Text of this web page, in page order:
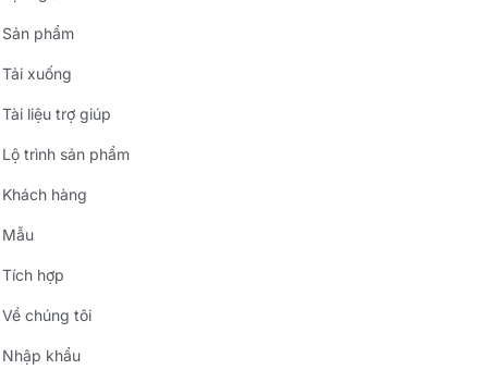
Sản phẩm
Tải xuống
Tài liệu trợ giúp
Lộ trình sản phẩm
Khách hàng
Mẫu
Tích hợp
Về chúng tôi
Nhập khẩu